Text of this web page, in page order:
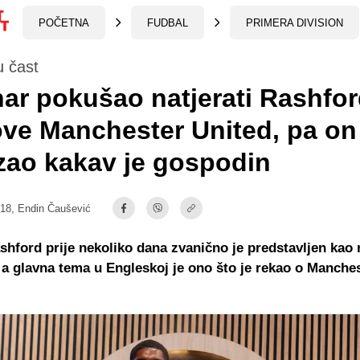
POČETNA FUDBAL PRIMERA DIVISION
čast
pokušao natjerati
Manchester United, pa on
kakav je gospodin
Endin Čaušević
prije nekoliko dana zvanično je predstavljen kao
glavna tema u Engleskoj je ono što je rekao o